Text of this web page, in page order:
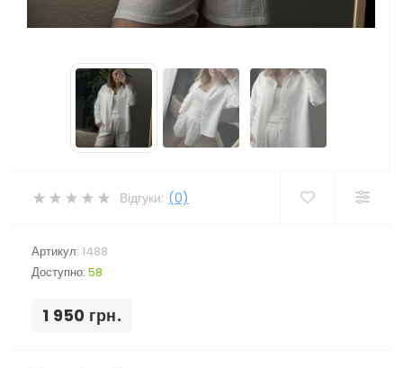
Відгуки: (0)
Артикул: 1488
Доступно: 58
1 950 грн.